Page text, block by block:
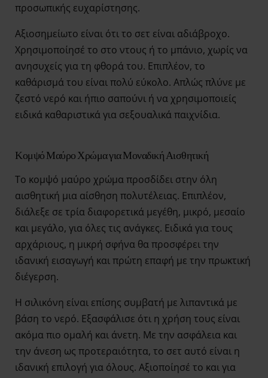
προσωπικής ευχαρίστησης.
Αξιοσημείωτο είναι ότι το σετ είναι αδιάβροχο.
Χρησιμοποίησέ το στο ντους ή το μπάνιο, χωρίς να
ανησυχείς για τη φθορά του. Επιπλέον, το
καθάρισμά του είναι πολύ εύκολο. Απλώς πλύνε με
ζεστό νερό και ήπιο σαπούνι ή να χρησιμοποιείς
ειδικά καθαριστικά για σεξουαλικά παιχνίδια.
Κομψό Μαύρο Χρώμα για Μοναδική Αισθητική
Το κομψό μαύρο χρώμα προσδίδει στην όλη
αισθητική μια αίσθηση πολυτέλειας. Επιπλέον,
διάλεξε σε τρία διαφορετικά μεγέθη, μικρό, μεσαίο
και μεγάλο, για όλες τις ανάγκες. Ειδικά για τους
αρχάριους, η μικρή σφήνα θα προσφέρει την
ιδανική εισαγωγή και πρώτη επαφή με την πρωκτική
διέγερση.
Η σιλικόνη είναι επίσης συμβατή με λιπαντικά με
βάση το νερό. Εξασφάλισε ότι η χρήση τους είναι
ακόμα πιο ομαλή και άνετη. Με την ασφάλεια και
την άνεση ως προτεραιότητα, το σετ αυτό είναι η
ιδανική επιλογή για όλους. Αξιοποίησέ το και για